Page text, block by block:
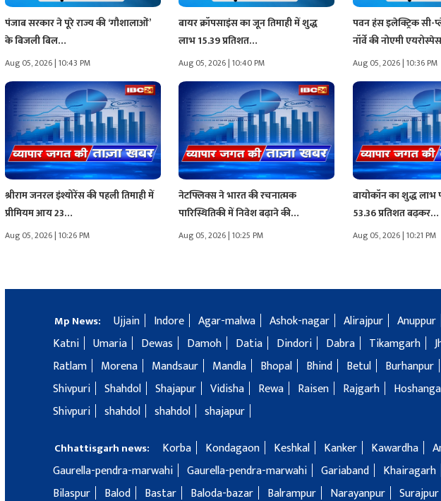
पंजाब सरकार ने पूरे राज्य की ‘गौशालाओं’
के बिजली बिल…
Aug 05, 2026 | 10:43 PM
बायर क्रॉपसाइंस का जून तिमाही में शुद्ध
लाभ 15.39 प्रतिशत…
Aug 05, 2026 | 10:40 PM
पवन हंस इलेक्ट्रिक सी-
नॉर्वे की नोएमी
Aug 05, 2026 | 10:36 PM
श्रीराम जनरल इंश्योरेंस की पहली तिमाही में
प्रीमियम आय 23…
Aug 05, 2026 | 10:26 PM
नेटफ्लिक्स ने भारत की रचनात्मक
पारिस्थितिकी में निवेश बढ़ाने की…
Aug 05, 2026 | 10:25 PM
बायोकॉन का शुद्ध लाभ
53.36 प्रतिशत बढ़कर…
Aug 05, 2026 | 10:21 PM
Mp News: Ujjain Indore Agar-malwa Ashok-nagar Alirajpur Anuppur
Katni
Umaria Dewas Damoh Datia Dindori Dabra Tikamgarh
Ratlam
Morena Mandsaur Mandla Bhopal Bhind Betul Burhanpur
Shivpuri
Shahdol Shajapur Vidisha Rewa Raisen Rajgarh
Shivpuri
shahdol shahdol shajapur
Chhattisgarh news: Korba Kondagaon Keshkal Kanker Kawardha
Gaurella-pendra-marwahi
Gaurella-pendra-marwahi Gariaband Khairagarh
Bilaspur
Balod Bastar Baloda-bazar Balrampur Narayanpur Surajpur